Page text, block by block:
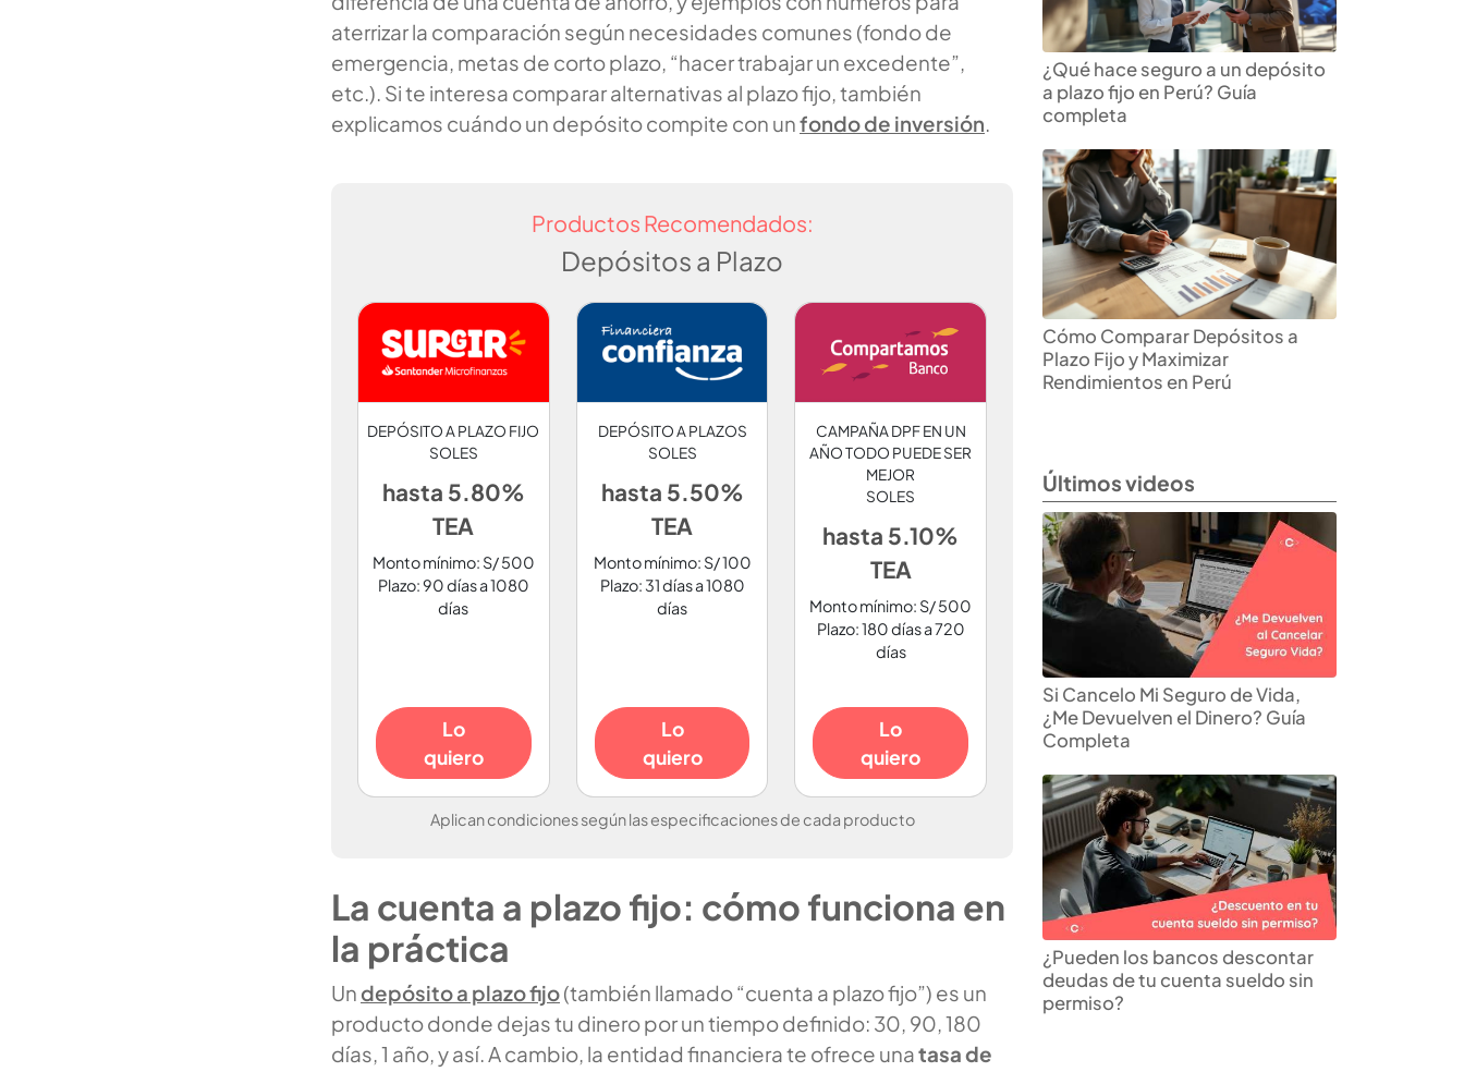
aterrizar la comparación según necesidades comunes (fondo de
emergencia, metas de corto plazo, “hacer trabajar un excedente”,
etc.). Si te interesa comparar alternativas al plazo fijo, también
explicamos cuándo un depósito compite con unfondo de inversión
Productos Recomendados:
Depósitos a Plazo
DEPÓSITO A PLAZO FIJO
SOLES
hasta 5.80%
TEA
Monto mínimo: S/ 500
Plazo: 90 días a 1080
días
Lo
quiero
DEPÓSITO A PLAZOS
SOLES
hasta 5.50%
TEA
Monto mínimo: S/ 100
Plazo: 31 días a 1080
días
Lo
quiero
CAMPAÑA DPF EN UN
AÑO TODO PUEDE SER
MEJOR
SOLES
hasta 5.10%
TEA
Monto mínimo: S/ 500
Plazo: 180 días a 720
días
Lo
quiero
Aplican condiciones según las especificaciones de cada producto
La cuenta a plazo fijo: cómo funciona en
la práctica
Un depósito a plazo fijo(también llamado “cuenta a plazo fijo”) es un
producto donde dejas tu dinero por un tiempo definido: 30, 90, 180
días, 1 año, y así. A cambio, la entidad financiera te ofrece unatasa de
¿Qué hace seguro a un depósito
a plazo fijo en Perú? Guía
completa
Cómo Comparar Depósitos a
Plazo Fijo y Maximizar
Rendimientos en Perú
Últimos videos
Si Cancelo Mi Seguro de Vida,
¿Me Devuelven el Dinero? Guía
Completa
¿Pueden los bancos descontar
deudas de tu cuenta sueldo sin
permiso?